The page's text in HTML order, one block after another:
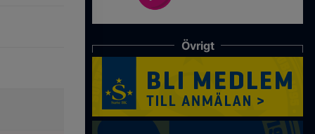
Övrigt